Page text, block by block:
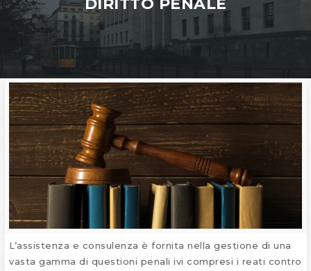
DIRITTO PENALE
L’assistenza e consulenza è fornita nella gestione di una
vasta gamma di questioni penali ivi compresi i reati contro